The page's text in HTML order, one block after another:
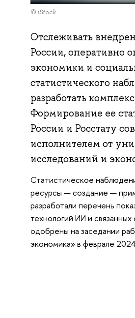
© iStock
Отслеживать
России, оперативно
экономики и
статистического
разработать
Формирование ее
России и Росстату
исполнителем от
исследований и
Статистическое
ресурсы — создание —
разработали перечень
технологий ИИ и
одобрены на заседании
экономика» в феврале